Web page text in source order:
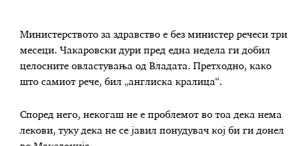
Министерството за здравство е без министер речеси три
месеци. Чакаровски дури пред една недела ги добил
целосните овластувања од Владата. Претходно, како
што самиот рече, бил „англиска кралица“.
Според него, некогаш не е проблемот во тоа дека нема
лекови, туку дека не се јавил понудувач кој би ги донел